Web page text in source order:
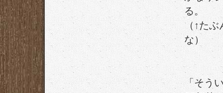
る。
（↑たぶ
な）
「そう